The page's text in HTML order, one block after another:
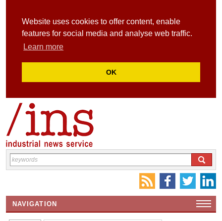
Website uses cookies to offer content, enable
features for social media and analyse web traffic.
Learn more
OK
NAVIGATION